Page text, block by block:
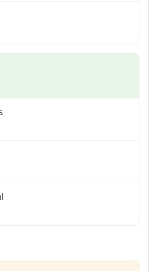
op de begane grond gelegen.
terrein in de directe